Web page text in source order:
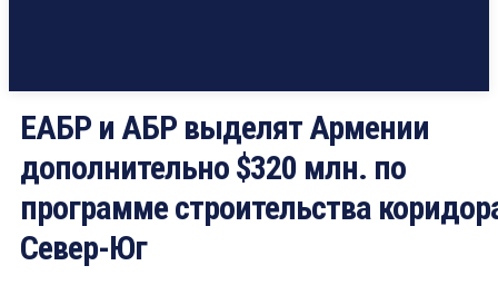
ЕАБР и АБР выделят Армении
дополнительно $320 млн. по
программе строительства
Север-Юг